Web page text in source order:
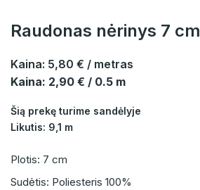
Raudonas nėrinys 7 cm
Kaina: 5,80 € / metras
Kaina: 2,90 € / 0.5 m
Šią prekę turime sandėlyje
Likutis: 9,1 m
Plotis: 7 cm
Sudėtis: Poliesteris 100%